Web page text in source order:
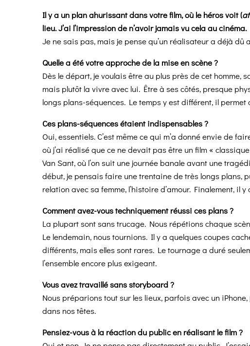
Il y a un plan ahurissant dans votre film, où le héros voit (
lieu. J’ai l’impression de n’avoir jamais vu cela au cinéma.
Je ne sais pas, mais je pense qu’un réalisateur a déjà
Quelle a été votre approche de la mise en scène ?
Dès le départ, je voulais être au plus près de cet homme,
mais plutôt la vivre avec lui. Être à ses côtés, presque
longs plans-séquences. Le temps y est différent, il
Ces plans-séquences étaient indispensables ?
Oui, essentiels. C’est même ce qui m’a donné envie de
où j’ai réalisé que ce ne devait pas être un film «
Van Sant, où l’on suit une journée banale avant une
début, je pensais faire une trentaine de très longs plans,
relation avec sa femme, l’histoire d’amour. Finalement, il
Comment avez-vous techniquement réussi ces plans ?
La plupart sont sans trucage. Nous répétions chaque
Le lendemain, nous tournions. Il y a quelques coupes
différents, mais elles sont rares. Le tournage a duré
l’ensemble encore plus exigeant.
Vous avez travaillé sans storyboard ?
Nous préparions tout sur les lieux, parfois avec un
dans nos têtes.
Pensiez-vous à la réaction du public en réalisant le film ?